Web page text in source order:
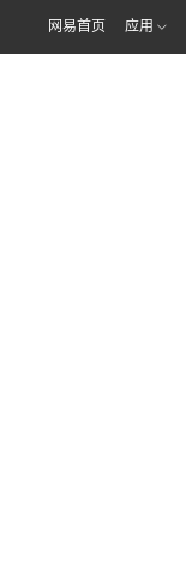
网易首页 应用